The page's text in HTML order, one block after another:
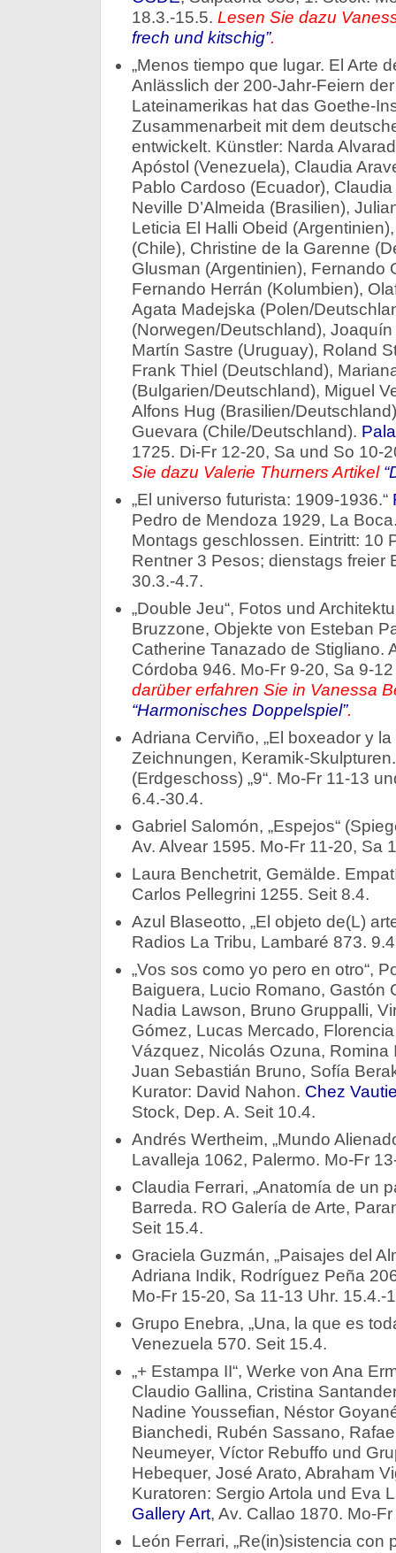
18.3.-15.5. Lesen Sie dazu
frech und kitschig”.
„Menos tiempo que lugar. El Arte
Anlässlich der 200-Jahr-Feiern
Lateinamerikas hat das Goethe-
Zusammenarbeit mit dem
entwickelt. Künstler: Narda
Apóstol (Venezuela), Claudia
Pablo Cardoso (Ecuador),
Neville D’Almeida (Brasilien),
Leticia El Halli Obeid
(Chile), Christine de la Garenne
Glusman (Argentinien), Fernando
Fernando Herrán (Kolumbien),
Agata Madejska (Polen/
(Norwegen/Deutschland),
Martín Sastre (Uruguay), Roland
Frank Thiel (Deutschland),
(Bulgarien/Deutschland), Miguel
Alfons Hug (Brasilien/
Guevara (Chile/Deutschland).
1725. Di-Fr 12-20, Sa und So 10-
Sie dazu Valerie Thurners Artikel
„El universo futurista: 1909-1936.“
Pedro de Mendoza 1929, La
Montags geschlossen. Eintritt: 10
Rentner 3 Pesos; dienstags freier
30.3.-4.7.
„Double Jeu“, Fotos und
Bruzzone, Objekte von Esteban
Catherine Tanazado de Stigliano.
Córdoba 946. Mo-Fr 9-20, Sa 9-
darüber erfahren Sie in Vanessa
“Harmonisches Doppelspiel”.
Adriana Cerviño, „El boxeador y la
Zeichnungen, Keramik-
(Erdgeschoss) „9“. Mo-Fr 11-13
6.4.-30.4.
Gabriel Salomón, „Espejos“
Av. Alvear 1595. Mo-Fr 11-20, Sa
Laura Benchetrit, Gemälde.
Carlos Pellegrini 1255. Seit 8.4.
Azul Blaseotto, „El objeto de(L)
Radios La Tribu, Lambaré 873.
„Vos sos como yo pero en otro“,
Baiguera, Lucio Romano, Gastón
Nadia Lawson, Bruno Gruppalli,
Gómez, Lucas Mercado,
Vázquez, Nicolás Ozuna,
Juan Sebastián Bruno, Sofía
Kurator: David Nahon. Chez
Stock, Dep. A. Seit 10.4.
Andrés Wertheim, „Mundo
Lavalleja 1062, Palermo. Mo-Fr
Claudia Ferrari, „Anatomía de un
Barreda. RO Galería de Arte,
Seit 15.4.
Graciela Guzmán, „Paisajes del
Adriana Indik, Rodríguez Peña
Mo-Fr 15-20, Sa 11-13 Uhr. 15.4.-
Grupo Enebra, „Una, la que es
Venezuela 570. Seit 15.4.
„+ Estampa II“, Werke von Ana
Claudio Gallina, Cristina
Nadine Youssefian, Néstor
Bianchedi, Rubén Sassano,
Neumeyer, Víctor Rebuffo und
Hebequer, José Arato, Abraham
Kuratoren: Sergio Artola und Eva
Gallery Art, Av. Callao 1870. Mo-
León Ferrari, „Re(in)sistencia con